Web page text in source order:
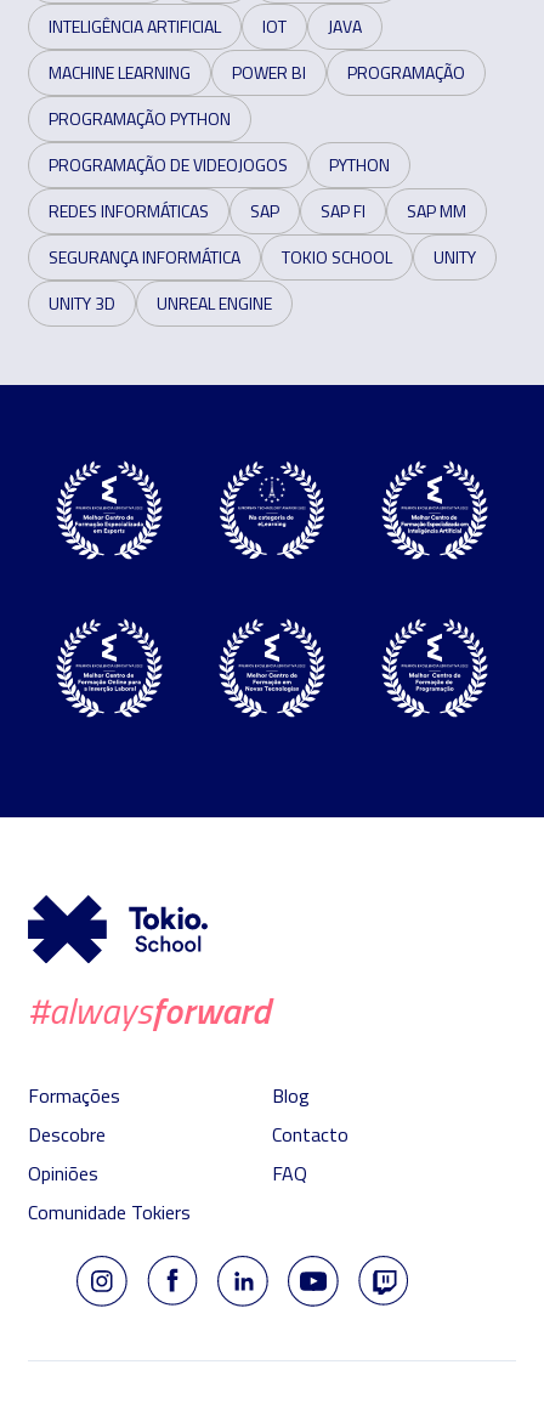
INTELIGÊNCIA ARTIFICIAL
IOT
JAVA
MACHINE LEARNING
POWER BI
PROGRAMAÇÃO
PROGRAMAÇÃO PYTHON
PROGRAMAÇÃO DE VIDEOJOGOS
PYTHON
REDES INFORMÁTICAS
SAP SAP FI
SAP MM
SEGURANÇA INFORMÁTICA
TOKIO SCHOOL
UNITY
UNITY 3D
UNREAL ENGINE
#alwaysforward
Formações
Descobre
Opiniões
Comunidade Tokiers
Blog
Contacto
FAQ